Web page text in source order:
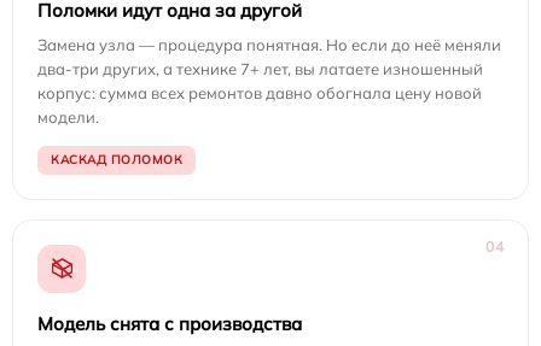
Поломки идут одна за другой
Замена узла — процедура понятная. Но если до неё меняли
два-три других, а технике 7+ лет, вы латаете изношенный
корпус: сумма всех ремонтов давно обогнала цену новой
модели.
КАСКАД ПОЛОМОК
04
Модель снята с производства